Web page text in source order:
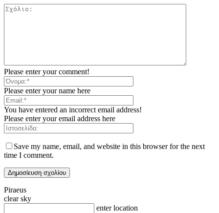
Please enter your comment!
Please enter your name here
You have entered an incorrect email address!
Please enter your email address here
Save my name, email, and website in this browser for the next
time I comment.
Piraeus
clear sky
enter location